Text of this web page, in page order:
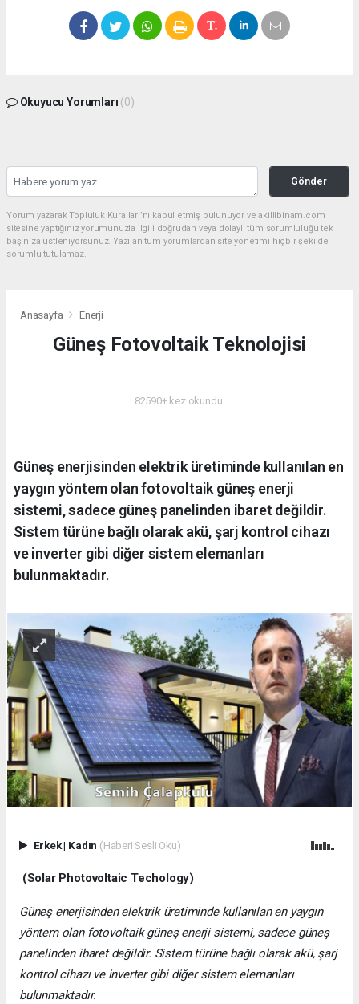
Okuyucu Yorumları (0)
Gönder
Yorum yazarak Topluluk Kuralları’nı kabul etmiş bulunuyor ve akillibinam.com
sitesine yaptığınız yorumunuzla ilgili doğrudan veya dolaylı tüm sorumluluğu tek
başınıza üstleniyorsunuz. Yazılan tüm yorumlardan site yönetimi hiçbir şekilde
sorumlu tutulamaz.
Anasayfa Enerji
Güneş Fotovoltaik Teknolojisi
82590+ kez okundu.
Güneş enerjisinden elektrik üretiminde kullanılan en
yaygın yöntem olan fotovoltaik güneş enerji
sistemi, sadece güneş panelinden ibaret değildir.
Sistem türüne bağlı olarak akü, şarj kontrol cihazı
ve inverter gibi diğer sistem elemanları
bulunmaktadır.
Erkek| Kadın (Haberi Sesli Oku)
(Solar Photovoltaic Techology)
Güneş enerjisinden elektrik üretiminde kullanılan en yaygın
yöntem olan fotovoltaik güneş enerji sistemi, sadece güneş
panelinden ibaret değildir. Sistem türüne bağlı olarak akü, şarj
kontrol cihazı ve inverter gibi diğer sistem elemanları
bulunmaktadır.